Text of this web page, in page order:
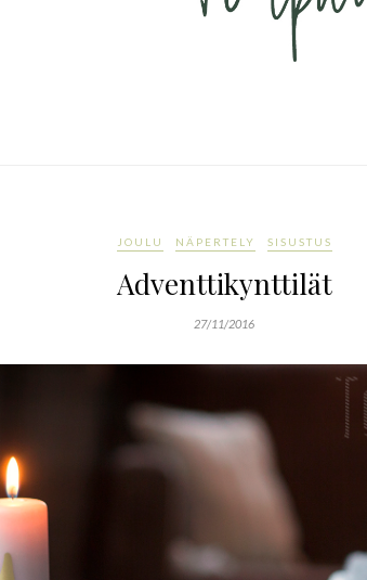
JOULU NÄPERTELY SISUSTUS
Adventtikynttilät
27/11/2016